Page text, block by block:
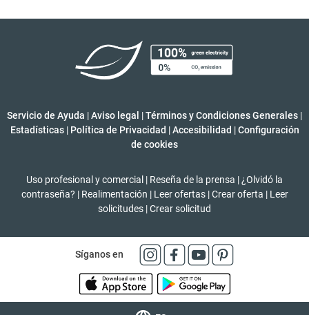
Servicio de Ayuda |Aviso legal |Términos y Condiciones Generales |
Estadísticas | Política de Privacidad | Accesibilidad | Configuración
de cookies
Uso profesional y comercial | Reseña de la prensa | ¿Olvidó la
contraseña? | Realimentación | Leer ofertas | Crear oferta | Leer
solicitudes |Crear solicitud
Síganos en